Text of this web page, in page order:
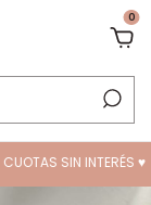
0
SIN INTERÉS ♥